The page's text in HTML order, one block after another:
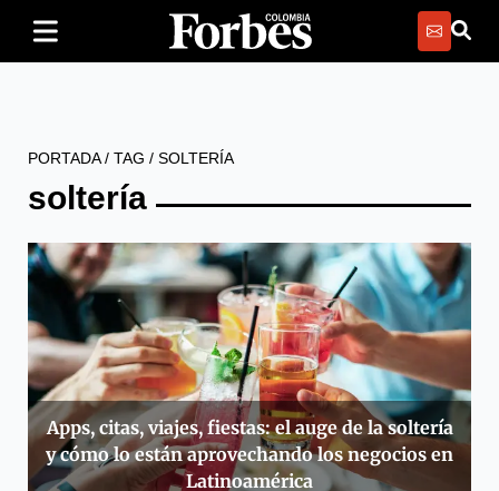
PORTADA/ TAG / SOLTERÍA
soltería
Apps, citas, viajes, fiestas: el auge de la soltería
y cómo lo están aprovechando los negocios en
Latinoamérica